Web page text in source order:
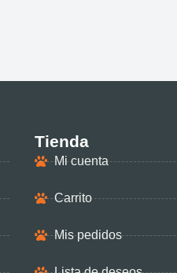
Tienda
Mi cuenta
Carrito
Mis pedidos